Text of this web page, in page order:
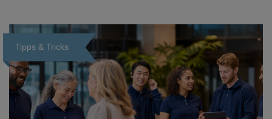
Tipps & Tricks
Loading...